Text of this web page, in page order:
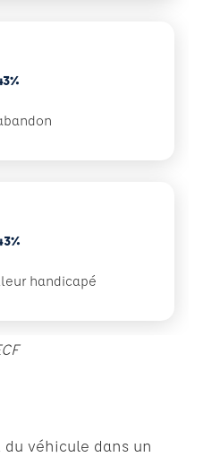
handicapé
véhicule dans un